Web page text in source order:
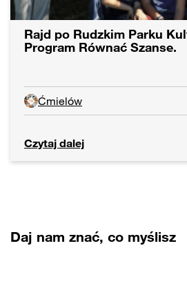
Rajd po Rudzkim Parku
Program Równać Szanse.
Ćmielów
Czytaj dalej
Daj nam znać, co myślisz